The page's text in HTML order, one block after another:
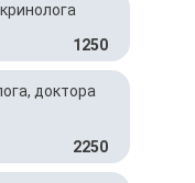
1250
доктора
2250